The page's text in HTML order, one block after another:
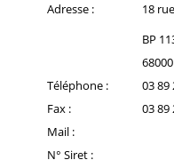
Adresse :
18
BP
68000
Téléphone :
03 89
Fax :
03 89
Mail :
N° Siret :